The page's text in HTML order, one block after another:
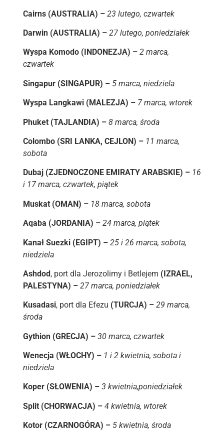
Cairns (AUSTRALIA) – 23 lutego, czwartek
Darwin (AUSTRALIA) – 27 lutego, poniedziałek
Wyspa Komodo (INDONEZJA) – 2 marca,
czwartek
Singapur (SINGAPUR) – 5 marca, niedziela
Wyspa Langkawi (MALEZJA) – 7 marca, wtorek
Phuket (TAJLANDIA) – 8 marca, środa
Colombo (SRI LANKA, CEJLON) – 11 marca,
sobota
Dubaj (ZJEDNOCZONE EMIRATY ARABSKIE) – 16
i 17 marca, czwartek, piątek
Muskat (OMAN) – 18 marca, sobota
Aqaba (JORDANIA) – 24 marca, piątek
Kanał Suezki (EGIPT) – 25 i 26 marca, sobota,
niedziela
Ashdod, port dla Jerozolimy i Betlejem (IZRAEL,
PALESTYNA) – 27 marca, poniedziałek
Kusadasi, port dla Efezu (TURCJA) – 29 marca,
środa
Gythion (GRECJA) – 30 marca, czwartek
Wenecja (WŁOCHY) – 1 i 2 kwietnia, sobota i
niedziela
Koper (SŁOWENIA) – 3 kwietnia,poniedziałek
Split (CHORWACJA) – 4 kwietnia, wtorek
Kotor (CZARNOGÓRA) – 5 kwietnia, środa